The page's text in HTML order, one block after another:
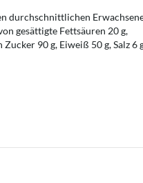
durchschnittlichen
gesättigte Fettsäuren 20 g,
90 g, Eiweiß 50 g, Salz 6